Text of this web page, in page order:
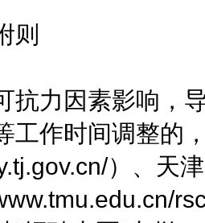
力因素影响，导
工作时间调整的
）、天